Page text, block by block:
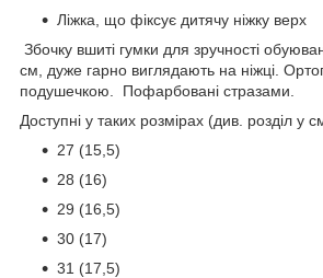
Ліжка, що фіксує дитячу ніжку верх
Збочку вшиті гумки для зручності
см, дуже гарно виглядають на ніжці.
подушечкою. Пофарбовані стразами.
Доступні у таких розмірах (див. розділ у
27 (15,5)
28 (16)
29 (16,5)
30 (17)
31 (17,5)